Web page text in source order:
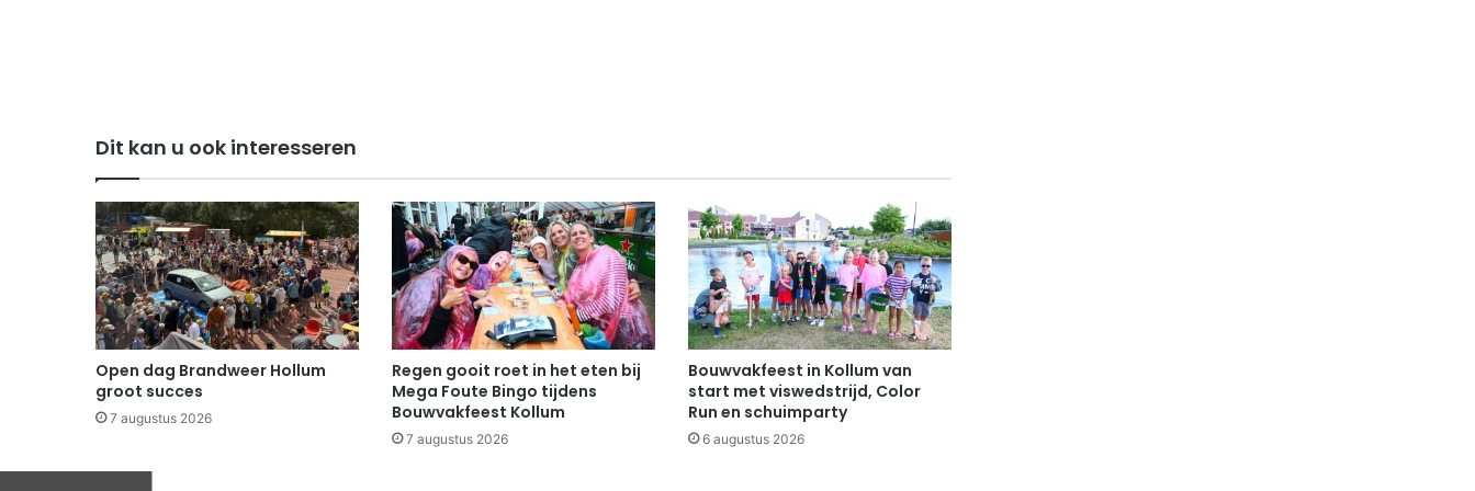
Dit kan u ook interesseren
Open dag Brandweer Hollum
groot succes
7 augustus 2026
Regen gooit roet in het eten bij
Mega Foute Bingo tijdens
Bouwvakfeest Kollum
7 augustus 2026
Bouwvakfeest in Kollum van
start met viswedstrijd, Color
Run en schuimparty
6 augustus 2026